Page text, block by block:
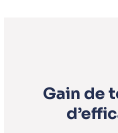
Gain de